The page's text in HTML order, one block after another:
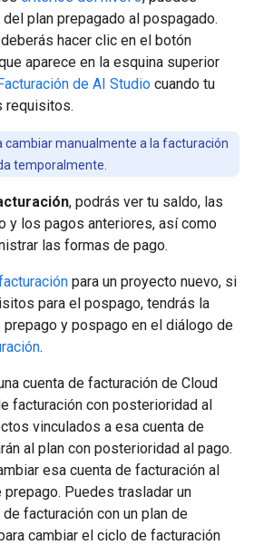
plan prepagado al pospagado.
hacer clic en el botón
aparece en la esquina superior
de AI Studio cuando tu
requisitos.
cambiar manualmente a la facturación
temporalmente.
, podrás ver tu saldo, las
y los pagos anteriores, así como
las formas de pago.
para un proyecto nuevo, si
para el pospago, tendrás la
y pospago en el diálogo de
.
cuenta de facturación de Cloud
facturación con posterioridad al
vinculados a esa cuenta de
al plan con posterioridad al pago.
esa cuenta de facturación al
Puedes trasladar un
facturación con un plan de
cambiar el ciclo de facturación